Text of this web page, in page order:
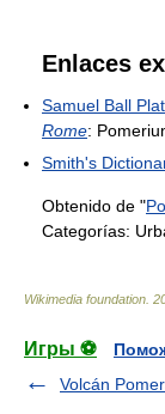
Enlaces
Samuel Ball
Rome:
Smith's
Obtenido de "
Categorías:
Wikimedia foundation
Игры ⚽
Volcán